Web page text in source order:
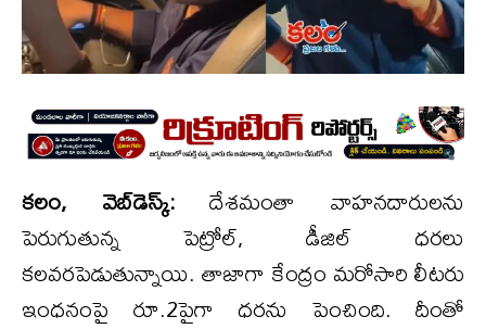
క‌లం, వెబ్‌డెస్క్‌:దేశమంతా వాహనదారులను
పెరుగుతున్న పెట్రోల్, డీజిల్ ధరలు
కలవరపెడుతున్నాయి. తాజాగా కేంద్రం మరోసారి లీటరు
ఇంధనంపై రూ.2పైగా ధరను పెంచింది. దీంతో